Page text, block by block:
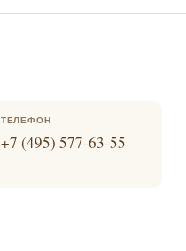
ТЕЛЕФОН
+7 (495) 577-63-55